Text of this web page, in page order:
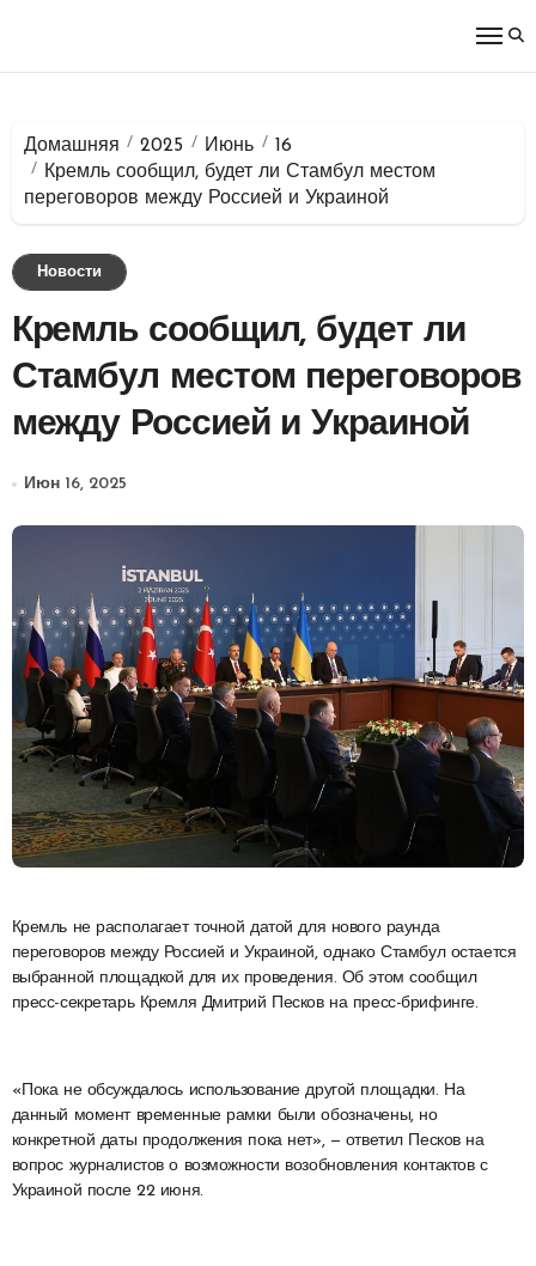
Домашняя 2025 Июнь
16
Кремль сообщил, будет ли Стамбул местом
переговоров между Россией и Украиной
Новости
Кремль сообщил, будет ли
Стамбул местом переговоров
между Россией и Украиной
Июн 16, 2025
Кремль не располагает точной датой для нового раунда
переговоров между Россией и Украиной, однако Стамбул остается
выбранной площадкой для их проведения. Об этом сообщил
пресс-секретарь Кремля Дмитрий Песков на пресс-брифинге.
«Пока не обсуждалось использование другой площадки. На
данный момент временные рамки были обозначены, но
конкретной даты продолжения пока нет», — ответил Песков на
вопрос журналистов о возможности возобновления контактов с
Украиной после 22 июня.